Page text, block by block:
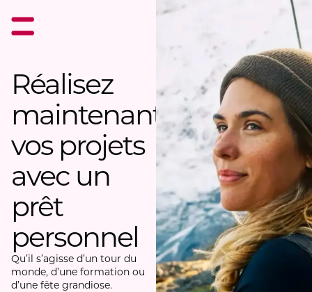
Réalisez
maintenant
vos projets
avec un
prêt
personnel
Qu’il s’agisse d’un tour du
monde, d’une formation ou
d’une fête grandiose.